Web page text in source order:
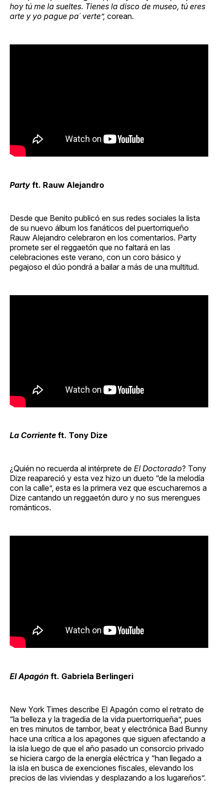
hoy tú me la sueltes. Tienes la disco de museo, tú eres
arte y yo pague pa´ verte”, corean.
Party ft. Rauw Alejandro
Desde que Benito publicó en sus redes sociales la lista
de su nuevo álbum los fanáticos del puertorriqueño
Rauw Alejandro celebraron en los comentarios. Party
promete ser el reggaetón que no faltará en las
celebraciones este verano, con un coro básico y
pegajoso el dúo pondrá a bailar a más de una multitud.
La Corriente ft. Tony Dize
¿Quién no recuerda al intérprete de El Doctorado? Tony
Dize reapareció y esta vez hizo un dueto “de la melodía
con la calle”, esta es la primera vez que escucharemos a
Dize cantando un reggaetón duro y no sus merengues
románticos.
El Apagón ft. Gabriela Berlingeri
New York Times describe El Apagón como el retrato de
“la belleza y la tragedia de la vida puertorriqueña”, pues
en tres minutos de tambor, beat y electrónica Bad Bunny
hace una crítica a los apagones que siguen afectando a
la isla luego de que el año pasado un consorcio privado
se hiciera cargo de la energía eléctrica y “han llegado a
la isla en busca de exenciones fiscales, elevando los
precios de las viviendas y desplazando a los lugareños”.